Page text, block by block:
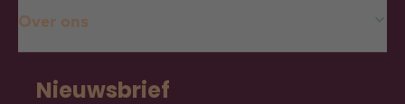
Over ons
Nieuwsbrief